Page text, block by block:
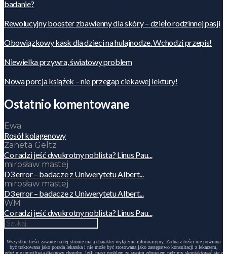
badanie?
Rewolucyjny booster zbawienny dla skóry – dzieło rodzinnej pasji
Obowiązkowy kask dla dzieci na hulajnodze. Wchodzi przepis!
Niewielka przywra, światowy problem
Nowa porcja książek – nie przegap ciekawej lektury!
Ostatnio komentowane
Ewa
Rosół kolagenowy
Żaneta Geltz
Co radzi jeść dwukrotny noblista? Linus Pau...
mirosław mastej
D3 error – badacze z Uniwerytetu Albert...
mirosław mastej
D3 error – badacze z Uniwerytetu Albert...
WM
Co radzi jeść dwukrotny noblista? Linus Pau...
Wszystkie treści zawarte na tej stronie mają charakter wyłącznie informacyjny. Żadna z treści nie powinna
być traktowana jako porada lekarska i nie może być stosowana jako zastępstwo konsultacji z lekarzem,